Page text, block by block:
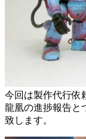
今回は製作代行依
龍凰の進捗報告と
致します。